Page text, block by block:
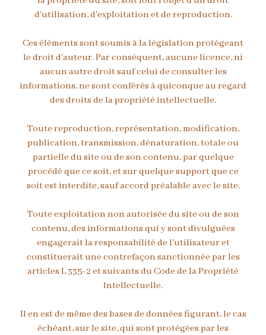
d'utilisation, d'exploitation et de reproduction.
Ces éléments sont soumis à la législation protégeant
le droit d'auteur. Par conséquent, aucune licence, ni
aucun autre droit sauf celui de consulter les
informations, ne sont conférés à quiconque au regard
des droits de la propriété intellectuelle.
Toute reproduction, représentation, modification,
publication, transmission, dénaturation, totale ou
partielle du site ou de son contenu, par quelque
procédé que ce soit, et sur quelque support que ce
soit est interdite, sauf accord préalable avec le site.
Toute exploitation non autorisée du site ou de son
contenu, des informations qui y sont divulguées
engagerait la responsabilité de l'utilisateur et
constituerait une contrefaçon sanctionnée par les
articles L 335-2 et suivants du Code de la Propriété
Intellectuelle.
Il en est de même des bases de données figurant, le cas
échéant, sur le site, qui sont protégées par les